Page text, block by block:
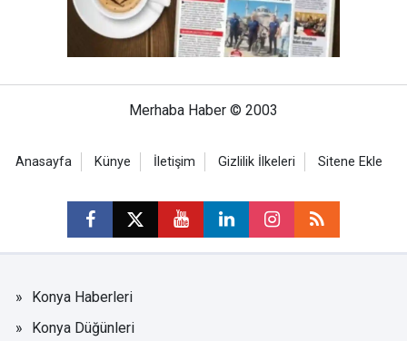
Merhaba Haber © 2003
Anasayfa Künye İletişim Gizlilik İlkeleri Sitene Ekle
Konya Haberleri
Konya Düğünleri